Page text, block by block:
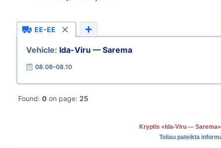
EE-EE
Vehicle: Ida-Viru — Sarema
08.08–08.10
Found: 0 on page: 25
Kryptis «Ida-Viru —
Toliau pateikta